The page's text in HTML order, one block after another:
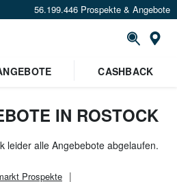
56.199.446 Prospekte & Angebote
CASHBACK
IN ROSTOCK
leider alle Angebebote abgelaufen.
Prospekte